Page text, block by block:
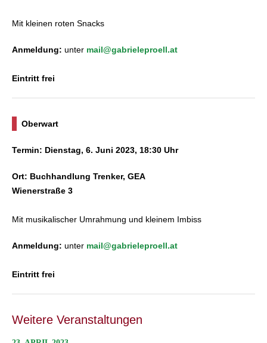
Mit kleinen roten Snacks
Anmeldung: unter mail@gabrieleproell.at
Eintritt frei
Oberwart
Termin: Dienstag, 6. Juni 2023, 18:30 Uhr
Ort: Buchhandlung Trenker, GEA
Wienerstraße 3
Mit musikalischer Umrahmung und kleinem Imbiss
Anmeldung: unter mail@gabrieleproell.at
Eintritt frei
Weitere Veranstaltungen